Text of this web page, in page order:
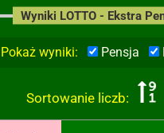
Pokaż wyniki: Pensja
Sortowanie liczb:
Wyniki LOTTO - Ekstra